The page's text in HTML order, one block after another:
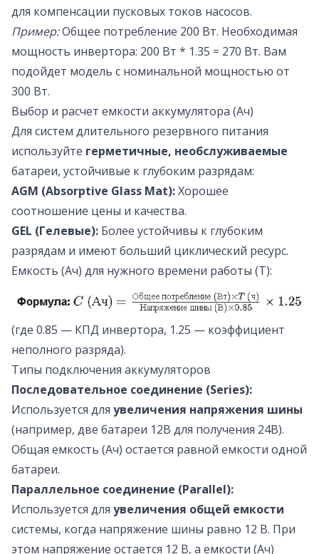
для компенсации пусковых токов насосов.
Пример:Общее потребление 200 Вт. Необходимая
мощность инвертора: 200 Вт * 1.35 = 270 Вт. Вам
подойдет модель с номинальной мощностью от
300 Вт.
Выбор и расчет емкости аккумулятора (Ач)
Для систем длительного резервного питания
используйте герметичные, необслуживаемые
батареи, устойчивые к глубоким разрядам:
AGM (Absorptive Glass Mat):Хорошее
соотношение цены и качества.
GEL (Гелевые): Более устойчивы к глубоким
разрядам и имеют больший циклический ресурс.
Емкость (Ач) для нужного времени работы (T):
(где 0.85 — КПД инвертора, 1.25 — коэффициент
неполного разряда).
Типы подключения аккумуляторов
Последовательное соединение (Series):
Используется для увеличения напряжения шины
(например, две батареи 12В для получения 24В).
Общая емкость (Ач) остается равной емкости одной
батареи.
Параллельное соединение (Parallel):
Используется для увеличения общей емкости
системы, когда напряжение шины равно 12 В. При
этом напряжение остается 12 В, а емкости (Ач)